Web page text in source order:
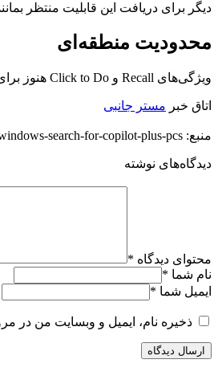
دیگر برای دریافت این قابلیت منتظر
محدودیت منطقه‌ای
ویژگی‌های Recall و Click to Do هنوز برای بسیاری از کشورها در دسترس نیستند و طبق اعلام مایکروسافت، در ادامه سال میلادی جاری در دسترس کاربران بیشتری قرار خواهد گرفت.
اتاق خبر مستر جانبی
منبع: https://diginoy.com/323155/microsoft-launches-recall-and-ai-powered-windows-search-for-copilot-plus-pcs/
دیدگاه‌های نوشته
محتوای دیدگاه *
نام شما *
ایمیل شما *
ذخیره نام، ایمیل و وبسایت من در